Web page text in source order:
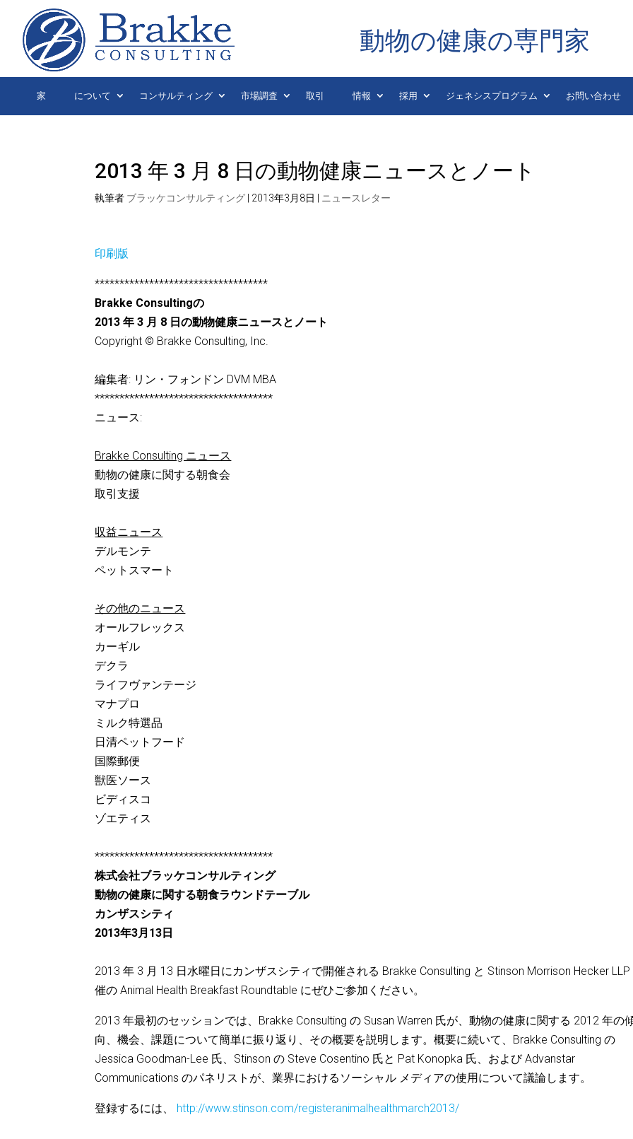
動物の健康の専門家
家 について コンサルティング 市場調査 取引 情報 採用 ジェネシスプログラム お問い合わせ
2013 年 3 月 8 日の動物健康ニュースとノート
執筆者 ブラッケコンサルティング 2013年3月8日 ニュースレター
印刷版
***********************************
Brakke Consultingの
2013 年 3 月 8 日の動物健康ニュースとノート
Copyright © Brakke Consulting, Inc.
編集者: リン・フォンドン DVM MBA
************************************
ニュース:
Brakke Consulting ニュース
動物の健康に関する朝食会
取引支援
収益ニュース
デルモンテ
ペットスマート
その他のニュース
オールフレックス
カーギル
デクラ
ライフヴァンテージ
マナプロ
ミルク特選品
日清ペットフード
国際郵便
獣医ソース
ビディスコ
ゾエティス
************************************
株式会社ブラッケコンサルティング
動物の健康に関する朝食ラウンドテーブル
カンザスシティ
2013年3月13日
2013 年 3 月 13 日水曜日にカンザスシティで開催される Brakke Consulting と Stinson Morrison Hecker LLP
催の Animal Health Breakfast Roundtable にぜひご参加ください。
2013 年最初のセッションでは、Brakke Consulting の Susan Warren 氏が、動物の健康に関する 2012 年の
向、機会、課題について簡単に振り返り、その概要を説明します。概要に続いて、Brakke Consulting の
Jessica Goodman-Lee 氏、Stinson の Steve Cosentino 氏と Pat Konopka 氏、および Advanstar
Communications のパネリストが、業界におけるソーシャル メディアの使用について議論します。
登録するには、 http://www.stinson.com/registeranimalhealthmarch2013/